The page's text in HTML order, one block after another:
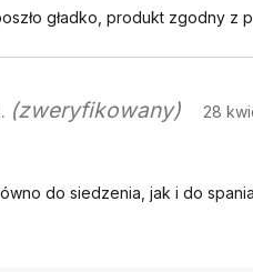
gładko, produkt zgodny z
(zweryfikowany) 28
do siedzenia, jak i do